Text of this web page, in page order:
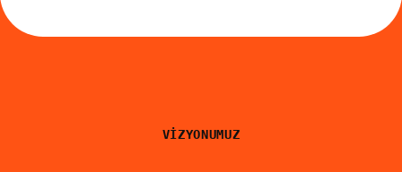
VIZYONUMUZ